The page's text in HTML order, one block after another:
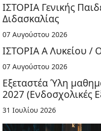
ΙΣΤΟΡΙΑ Γενικής
Διδασκαλίας
07 Αυγούστου 2026
ΙΣΤΟΡΙΑ Α Λυκείου /
07 Αυγούστου 2026
Εξεταστέα Ύλη
2027 (Ενδοσχολικές
31 Ιουλίου 2026